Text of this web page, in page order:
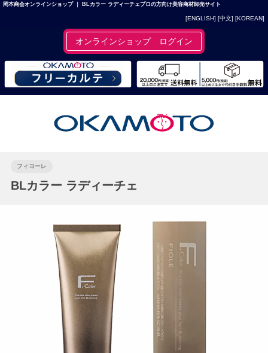
岡本商会オンラインショップ ｜ BLカラー ラディーチェプロの方向け美容商材卸売サイト
[ENGLISH] [中文] [KOREAN]
オンラインショップ ログイン
フィヨーレ
BLカラー ラディーチェ